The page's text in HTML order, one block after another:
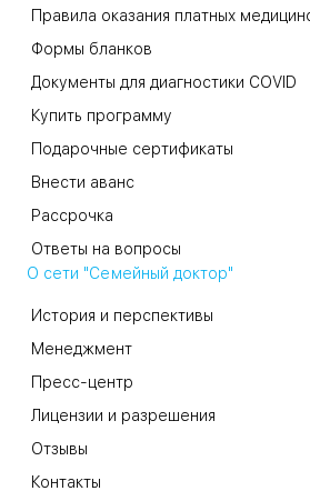
Правила оказания платных
Формы бланков
Документы для диагностики COVID
Купить программу
Подарочные сертификаты
Внести аванс
Рассрочка
Ответы на вопросы
О сети "Семейный доктор"
История и перспективы
Менеджмент
Пресс-центр
Лицензии и разрешения
Отзывы
Контакты